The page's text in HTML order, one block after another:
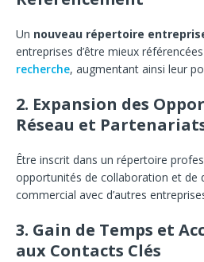
Un nouveau répertoire
entreprises d’être mieux
recherche, augmentant ainsi leur
2. Expansion des
Réseau et
Être inscrit dans un répertoire
opportunités de collaboration et de
commercial avec d’autres
3. Gain de Temps et
aux Contacts Clés